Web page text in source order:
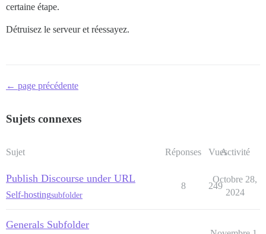
certaine étape.
Détruisez le serveur et réessayez.
← page précédente
Sujets connexes
Sujet Réponses VuesActivité
Publish Discourse under URL
Self-hostingsubfolder
8 249
Octobre 28,
2024
Generals Subfolder